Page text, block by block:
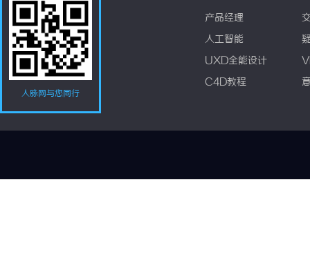
人脉网与您同行
产品经理
人工智能
UXD全能设计
C4D教程